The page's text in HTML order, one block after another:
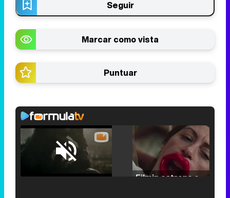
Seguir
Marcar como vista
Puntuar
Unmute /